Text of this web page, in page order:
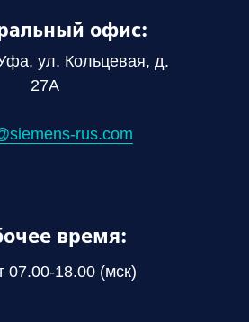
ул. Кольцевая, д.
27А
rus.com
офис:
07.00-18.00 (мск)
время: